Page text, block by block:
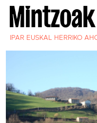
IPAR EUSKAL HERRIKO